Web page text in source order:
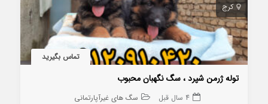
کرج
تماس بگیرید
توله ژرمن شپرد ، سگ نگهبان محبوب
4 سال قبل سگ های غیرآپارتمانی